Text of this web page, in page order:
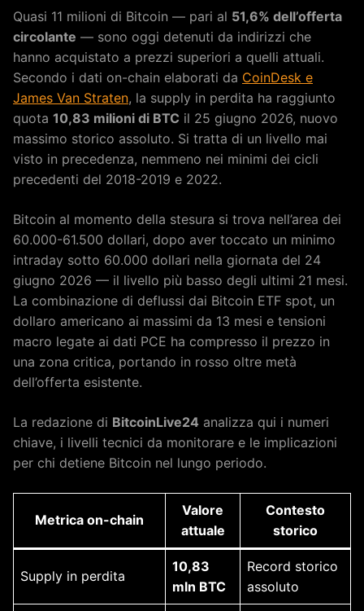
Quasi 11 milioni di Bitcoin — pari al 51,6% dell’offerta
circolante — sono oggi detenuti da indirizzi che
hanno acquistato a prezzi superiori a quelli attuali.
Secondo i dati on-chain elaborati da CoinDesk e
James Van Straten, la supply in perdita ha raggiunto
quota 10,83 milioni di BTC il 25 giugno 2026, nuovo
massimo storico assoluto. Si tratta di un livello mai
visto in precedenza, nemmeno nei minimi dei cicli
precedenti del 2018-2019 e 2022.
Bitcoin al momento della stesura si trova nell’area dei
60.000-61.500 dollari, dopo aver toccato un minimo
intraday sotto 60.000 dollari nella giornata del 24
giugno 2026 — il livello più basso degli ultimi 21 mesi.
La combinazione di deflussi dai Bitcoin ETF spot, un
dollaro americano ai massimi da 13 mesi e tensioni
macro legate ai dati PCE ha compresso il prezzo in
una zona critica, portando in rosso oltre metà
dell’offerta esistente.
La redazione di BitcoinLive24 analizza qui i numeri
chiave, i livelli tecnici da monitorare e le implicazioni
per chi detiene Bitcoin nel lungo periodo.
Metrica on-chain
Valore
attuale
Contesto
storico
Supply in perdita
10,83
mln BTC
Record storico
assoluto